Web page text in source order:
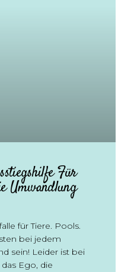
Für
Umwandlung
für Tiere. Pools.
bei jedem
sein! Leider ist bei
Ego, die